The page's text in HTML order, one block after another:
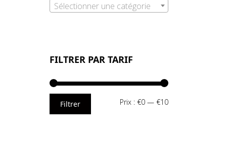
Sélectionner une catégorie
FILTRER PAR TARIF
Prix
Prix
Filtrer Prix : €0 — €10